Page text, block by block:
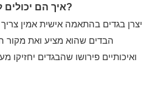
איך הם יכולים להבטיח את איכות הבגדים?
יצרן בגדים בהתאמה אישית אמין
הבדים שהוא מציע ואת מקור
ואיכותיים פירושו שהבגדים יחזיקו